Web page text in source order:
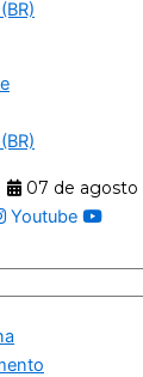
07 de agosto
Youtube